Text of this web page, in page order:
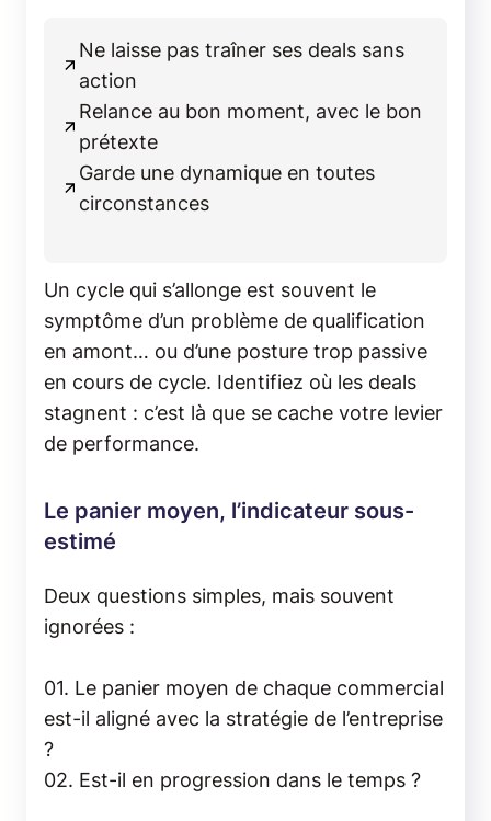
Ne laisse pas traîner ses deals sans
action
Relance au bon moment, avec le bon
prétexte
Garde une dynamique en toutes
circonstances
Un cycle qui s’allonge est souvent le
symptôme d’un problème de qualification
en amont… ou d’une posture trop passive
en cours de cycle. Identifiez où les deals
stagnent : c’est là que se cache votre levier
de performance.
Le panier moyen, l’indicateur sous-
estimé
Deux questions simples, mais souvent
ignorées :
01. Le panier moyen de chaque commercial
est-il aligné avec la stratégie de l’entreprise
?
02. Est-il en progression dans le temps ?